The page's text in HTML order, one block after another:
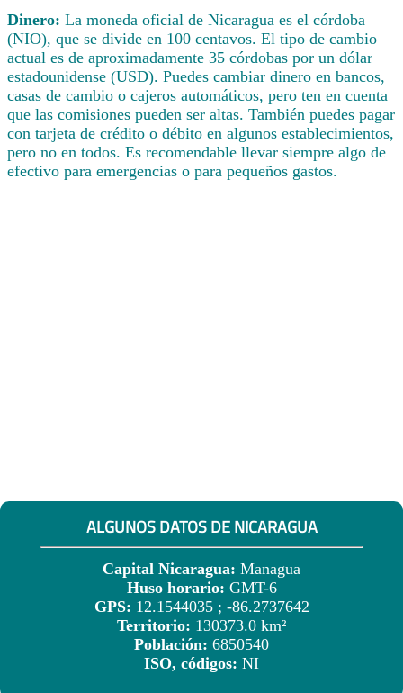
Dinero: La moneda oficial de Nicaragua es el córdoba
(NIO), que se divide en 100 centavos. El tipo de cambio
actual es de aproximadamente 35 córdobas por un dólar
estadounidense (USD). Puedes cambiar dinero en bancos,
casas de cambio o cajeros automáticos, pero ten en cuenta
que las comisiones pueden ser altas. También puedes pagar
con tarjeta de crédito o débito en algunos establecimientos,
pero no en todos. Es recomendable llevar siempre algo de
efectivo para emergencias o para pequeños gastos.
ALGUNOS DATOS DE NICARAGUA
Capital Nicaragua: Managua
Huso horario: GMT-6
GPS: 12.1544035 ; -86.2737642
Territorio: 130373.0 km²
Población: 6850540
ISO, códigos: NI